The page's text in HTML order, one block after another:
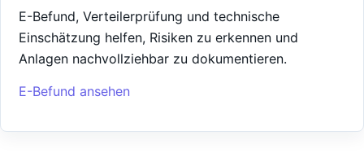
E-Befund, Verteilerprüfung und technische
Einschätzung helfen, Risiken zu erkennen und
Anlagen nachvollziehbar zu dokumentieren.
E-Befund ansehen